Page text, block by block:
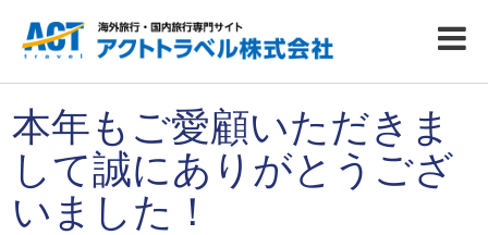
本年もご愛顧いただきま
して誠にありがとうござ
いました！